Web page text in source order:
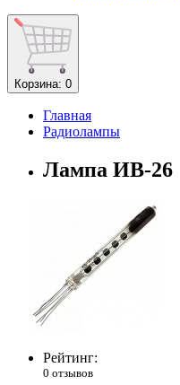
Корзина: 0
Главная
Радиолампы
Лампа ИВ-26
Рейтинг:
0 отзывов